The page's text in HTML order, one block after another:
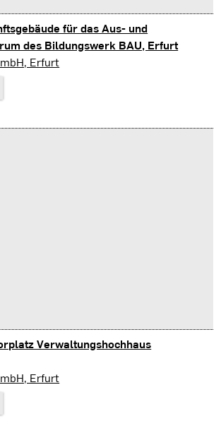
für das Aus- und
des Bildungswerk BAU, Erfurt
Erfurt
Verwaltungshochhaus
Erfurt